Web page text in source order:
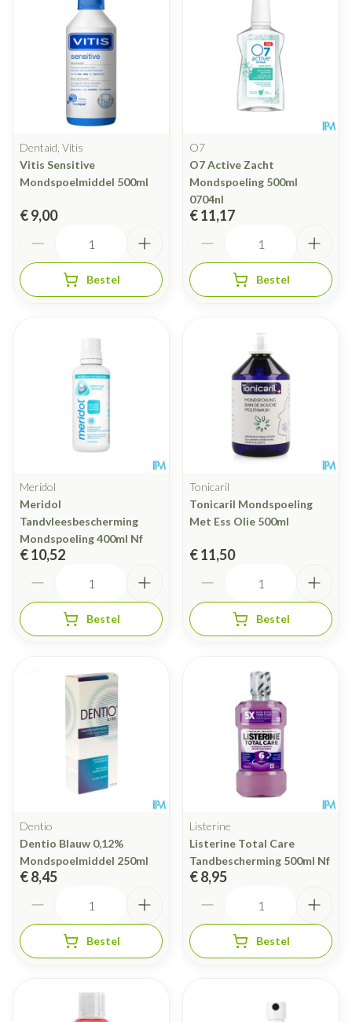
Dentaid, Vitis
Vitis Sensitive
Mondspoelmiddel 500ml
€ 9,00
Bestel
O7
O7 Active Zacht
Mondspoeling 500ml
0704nl
€ 11,17
Bestel
Meridol
Meridol
Tandvleesbescherming
Mondspoeling 400ml Nf
€ 10,52
Bestel
Tonicaril
Tonicaril Mondspoeling
Met Ess Olie 500ml
€ 11,50
Bestel
Dentio
Dentio Blauw 0,12%
Mondspoelmiddel 250ml
€ 8,45
Bestel
Listerine
Listerine Total Care
Tandbescherming 500ml Nf
€ 8,95
Bestel